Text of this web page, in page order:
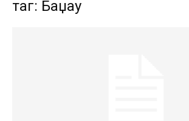
таг: Баџау